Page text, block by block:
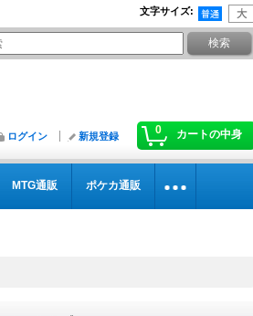
文字サイズ:
0 カートの中身
ログイン 新規登録
MTG通販 ポケカ通販